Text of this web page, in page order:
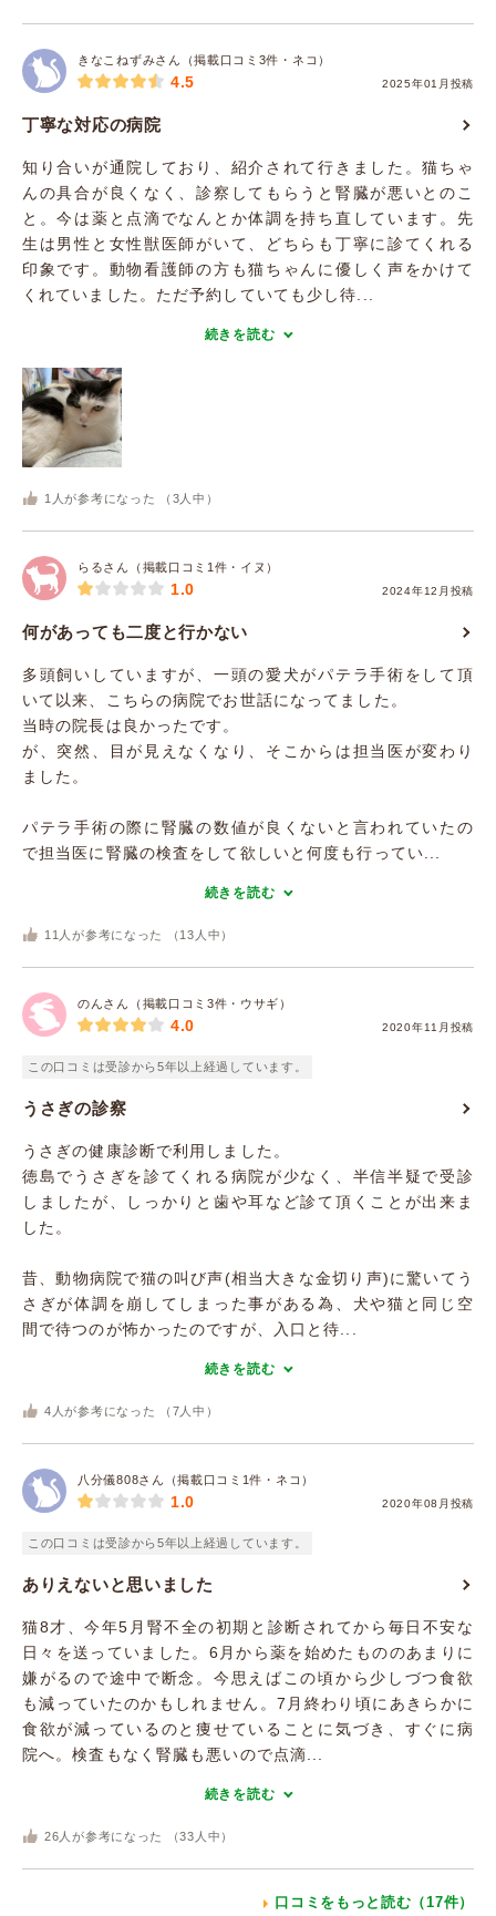
きなこねずみさん（掲載口コミ3件・ネコ）
2025年01月投稿
4.5
丁寧な対応の病院
知り合いが通院しており、紹介されて行きました。猫ちゃ
んの具合が良くなく、診察してもらうと腎臓が悪いとのこ
と。今は薬と点滴でなんとか体調を持ち直しています。先
生は男性と女性獣医師がいて、どちらも丁寧に診てくれる
印象です。動物看護師の方も猫ちゃんに優しく声をかけて
くれていました。ただ予約していても少し待...
続きを読む
1 人が参考になった （ 3 人中）
らるさん（掲載口コミ1件・イヌ）
2024年12月投稿
1.0
何があっても二度と行かない
多頭飼いしていますが、一頭の愛犬がパテラ手術をして頂
いて以来、こちらの病院でお世話になってました。
当時の院長は良かったです。
が、突然、目が見えなくなり、そこからは担当医が変わり
ました。
パテラ手術の際に腎臓の数値が良くないと言われていたの
で担当医に腎臓の検査をして欲しいと何度も行ってい...
続きを読む
11 人が参考になった （ 13 人中）
のんさん（掲載口コミ3件・ウサギ）
2020年11月投稿
4.0
この口コミは受診から5年以上経過しています。
うさぎの診察
うさぎの健康診断で利用しました。
徳島でうさぎを診てくれる病院が少なく、半信半疑で受診
しましたが、しっかりと歯や耳など診て頂くことが出来ま
した。
昔、動物病院で猫の叫び声(相当大きな金切り声)に驚いてう
さぎが体調を崩してしまった事がある為、犬や猫と同じ空
間で待つのが怖かったのですが、入口と待...
続きを読む
4 人が参考になった （ 7 人中）
八分儀808さん（掲載口コミ1件・ネコ）
2020年08月投稿
1.0
この口コミは受診から5年以上経過しています。
ありえないと思いました
猫8才、今年5月腎不全の初期と診断されてから毎日不安な
日々を送っていました。6月から薬を始めたもののあまりに
嫌がるので途中で断念。今思えばこの頃から少しづつ食欲
も減っていたのかもしれません。7月終わり頃にあきらかに
食欲が減っているのと痩せていることに気づき、すぐに病
院へ。検査もなく腎臓も悪いので点滴...
続きを読む
26 人が参考になった （33 人中）
口コミをもっと読む（17件）